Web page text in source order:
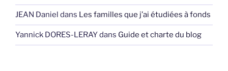
JEAN Daniel dans Les familles que j’ai étudiées à fonds
Yannick DORES-LERAYdans Guide et charte du blog